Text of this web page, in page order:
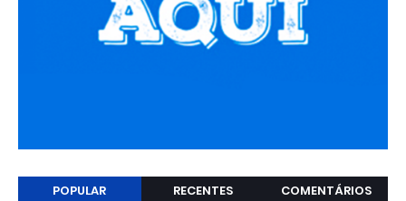
POPULAR RECENTES COMENTÁRIOS